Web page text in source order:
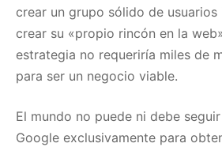
crear un grupo sólido de usuarios
crear su «propio rincón en la
estrategia no requeriría miles de
para ser un negocio viable.
El mundo no puede ni debe
Google exclusivamente para